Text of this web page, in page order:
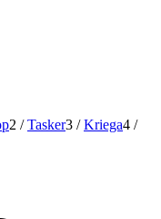
2 / Tasker3 / Kriega4 /